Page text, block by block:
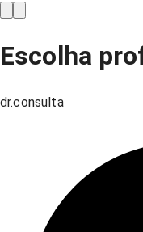
Escolha
dr.consulta